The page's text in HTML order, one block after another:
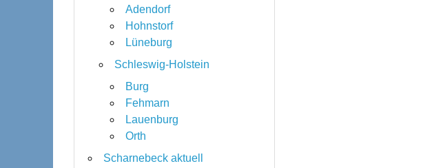
Adendorf
Hohnstorf
Lüneburg
Schleswig-Holstein
Burg
Fehmarn
Lauenburg
Orth
Scharnebeck aktuell